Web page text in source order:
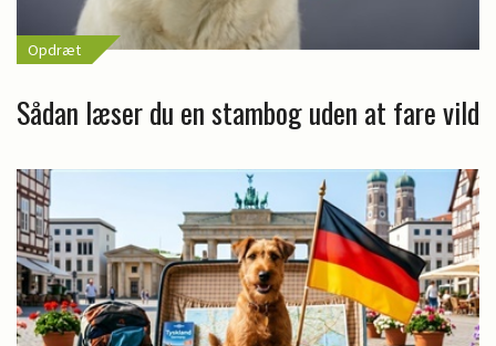
Opdræt
Sådan læser du en stambog uden at fare vild